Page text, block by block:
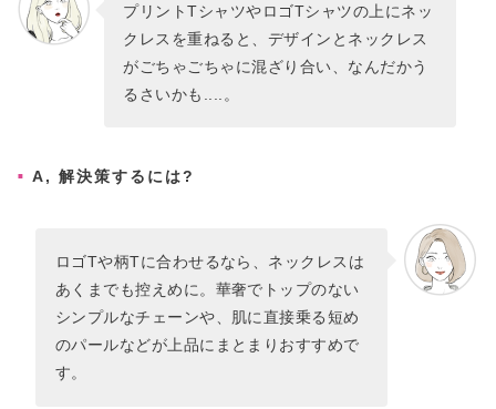
プリントTシャツやロゴTシャツの上にネッ
クレスを重ねると、デザインとネックレス
がごちゃごちゃに混ざり合い、なんだかう
るさいかも....。
A, 解決策するには?
ロゴTや柄Tに合わせるなら、ネックレスは
あくまでも控えめに。華奢でトップのない
シンプルなチェーンや、肌に直接乗る短め
のパールなどが上品にまとまりおすすめで
す。